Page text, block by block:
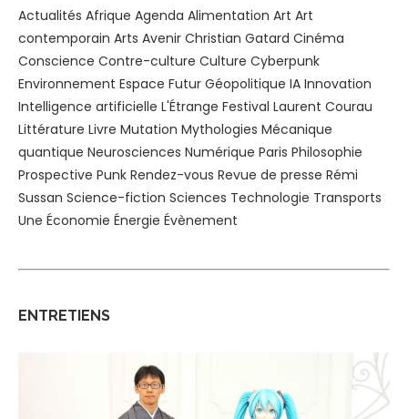
Actualités Afrique Agenda Alimentation Art Art
contemporain Arts Avenir Christian Gatard Cinéma
Conscience Contre-culture Culture Cyberpunk
Environnement Espace Futur Géopolitique IA Innovation
Intelligence artificielle L'Étrange Festival Laurent Courau
Littérature Livre Mutation Mythologies Mécanique
quantique Neurosciences Numérique Paris Philosophie
Prospective Punk Rendez-vous Revue de presse Rémi
Sussan Science-fiction Sciences Technologie Transports
Une Économie Énergie Évènement
ENTRETIENS